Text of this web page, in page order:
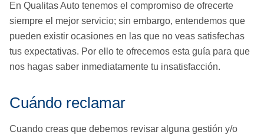
En Qualitas Auto tenemos el compromiso de ofrecerte
siempre el mejor servicio; sin embargo, entendemos que
pueden existir ocasiones en las que no veas satisfechas
tus expectativas. Por ello te ofrecemos esta guía para que
nos hagas saber inmediatamente tu insatisfacción.
Cuándo reclamar
Cuando creas que debemos revisar alguna gestión y/o